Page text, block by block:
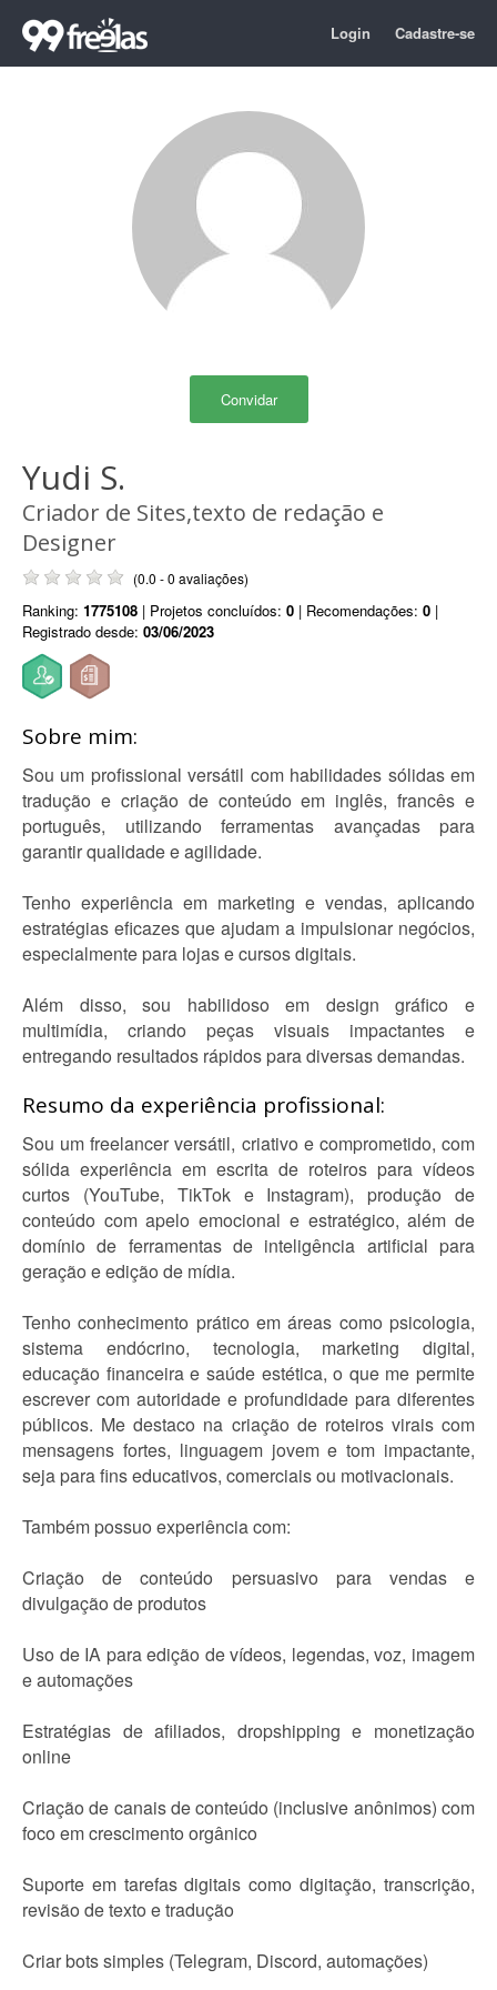
Login Cadastre-se
Convidar
Yudi S.
Criador de Sites,texto de redação e
Designer
(0.0 - 0 avaliações)
Ranking: 1775108 | Projetos concluídos: 0 | Recomendações: 0 |
Registrado desde: 03/06/2023
Sobre mim:
Sou um profissional versátil com habilidades sólidas em
tradução e criação de conteúdo em inglês, francês e
português, utilizando ferramentas avançadas para
garantir qualidade e agilidade.
Tenho experiência em marketing e vendas, aplicando
estratégias eficazes que ajudam a impulsionar negócios,
especialmente para lojas e cursos digitais.
Além disso, sou habilidoso em design gráfico e
multimídia, criando peças visuais impactantes e
entregando resultados rápidos para diversas demandas.
Resumo da experiência profissional:
Sou um freelancer versátil, criativo e comprometido, com
sólida experiência em escrita de roteiros para vídeos
curtos (YouTube, TikTok e Instagram), produção de
conteúdo com apelo emocional e estratégico, além de
domínio de ferramentas de inteligência artificial para
geração e edição de mídia.
Tenho conhecimento prático em áreas como psicologia,
sistema endócrino, tecnologia, marketing digital,
educação financeira e saúde estética, o que me permite
escrever com autoridade e profundidade para diferentes
públicos. Me destaco na criação de roteiros virais com
mensagens fortes, linguagem jovem e tom impactante,
seja para fins educativos, comerciais ou motivacionais.
Também possuo experiência com:
Criação de conteúdo persuasivo para vendas e
divulgação de produtos
Uso de IA para edição de vídeos, legendas, voz, imagem
e automações
Estratégias de afiliados, dropshipping e monetização
online
Criação de canais de conteúdo (inclusive anônimos) com
foco em crescimento orgânico
Suporte em tarefas digitais como digitação, transcrição,
revisão de texto e tradução
Criar bots simples (Telegram, Discord, automações)